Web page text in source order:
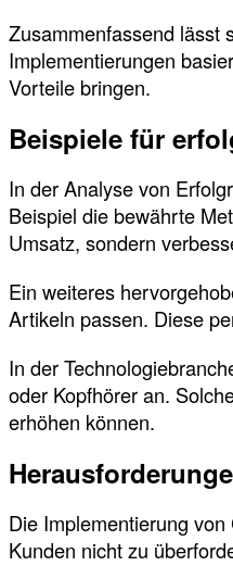
Zusammenfassend lässt
Implementierungen
Vorteile bringen.
Beispiele für
In der Analyse von
Beispiel die bewährte
Umsatz, sondern
Ein weiteres
Artikeln passen. Diese
In der
oder Kopfhörer an.
erhöhen können.
Die Implementierung
Kunden nicht zu